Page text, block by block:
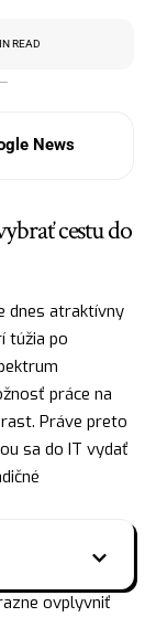
READ
News
cestu do
dnes atraktívny
túžia po
práce na
Práve preto
sa do IT vydať
ovplyvniť